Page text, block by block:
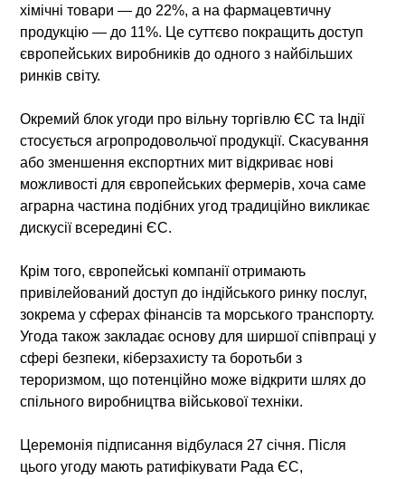
хімічні товари — до 22%, а на фармацевтичну
продукцію — до 11%. Це суттєво покращить доступ
європейських виробників до одного з найбільших
ринків світу.
Окремий блок угоди про вільну торгівлю ЄС та Індії
стосується агропродовольчої продукції. Скасування
або зменшення експортних мит відкриває нові
можливості для європейських фермерів, хоча саме
аграрна частина подібних угод традиційно викликає
дискусії всередині ЄС.
Крім того, європейські компанії отримають
привілейований доступ до індійського ринку послуг,
зокрема у сферах фінансів та морського транспорту.
Угода також закладає основу для ширшої співпраці у
сфері безпеки, кіберзахисту та боротьби з
тероризмом, що потенційно може відкрити шлях до
спільного виробництва військової техніки.
Церемонія підписання відбулася 27 січня. Після
цього угоду мають ратифікувати Рада ЄС,